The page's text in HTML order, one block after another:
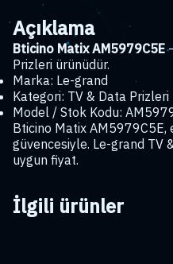
Açıklama
Bticino Matix AM5979C5E
Prizleri ürünüdür.
Marka: Le-grand
Kategori: TV & Data Prizleri
Model / Stok Kodu:
Bticino Matix
güvencesiyle. Le-grand TV
uygun fiyat.
İlgili ürünler